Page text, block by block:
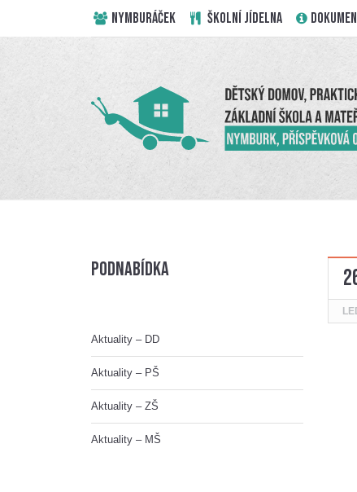
NYMBURÁČEK ŠKOLNÍ JÍDELNA
Podnabídka
Aktuality – DD
Aktuality – PŠ
Aktuality – ZŠ
Aktuality – MŠ